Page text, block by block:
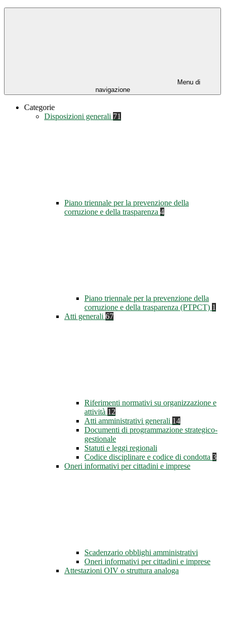
Menu di
navigazione
Categorie
Disposizioni generali 71
Piano triennale per la prevenzione della
corruzione e della trasparenza 4
Piano triennale per la prevenzione della
corruzione e della trasparenza (PTPCT) 1
Atti generali 67
Riferimenti normativi su organizzazione e
attività 12
Atti amministrativi generali 14
Documenti di programmazione strategico-
gestionale
Statuti e leggi regionali
Codice disciplinare e codice di condotta 3
Oneri informativi per cittadini e imprese
Scadenzario obblighi amministrativi
Oneri informativi per cittadini e imprese
Attestazioni OIV o struttura analoga